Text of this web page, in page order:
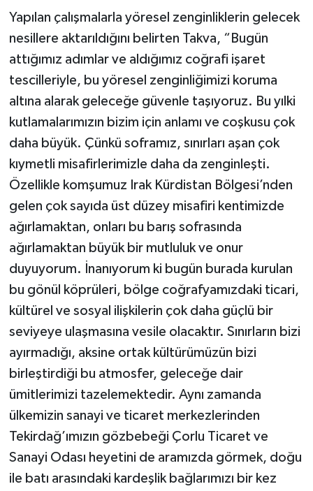
Yapılan çalışmalarla yöresel zenginliklerin gelecek
nesillere aktarıldığını belirten Takva, “Bugün
attığımız adımlar ve aldığımız coğrafi işaret
tescilleriyle, bu yöresel zenginliğimizi koruma
altına alarak geleceğe güvenle taşıyoruz. Bu yılki
kutlamalarımızın bizim için anlamı ve coşkusu çok
daha büyük. Çünkü soframız, sınırları aşan çok
kıymetli misafirlerimizle daha da zenginleşti.
Özellikle komşumuz Irak Kürdistan Bölgesi’nden
gelen çok sayıda üst düzey misafiri kentimizde
ağırlamaktan, onları bu barış sofrasında
ağırlamaktan büyük bir mutluluk ve onur
duyuyorum. İnanıyorum ki bugün burada kurulan
bu gönül köprüleri, bölge coğrafyamızdaki ticari,
kültürel ve sosyal ilişkilerin çok daha güçlü bir
seviyeye ulaşmasına vesile olacaktır. Sınırların bizi
ayırmadığı, aksine ortak kültürümüzün bizi
birleştirdiği bu atmosfer, geleceğe dair
ümitlerimizi tazelemektedir. Aynı zamanda
ülkemizin sanayi ve ticaret merkezlerinden
Tekirdağ’ımızın gözbebeği Çorlu Ticaret ve
Sanayi Odası heyetini de aramızda görmek, doğu
ile batı arasındaki kardeşlik bağlarımızı bir kez